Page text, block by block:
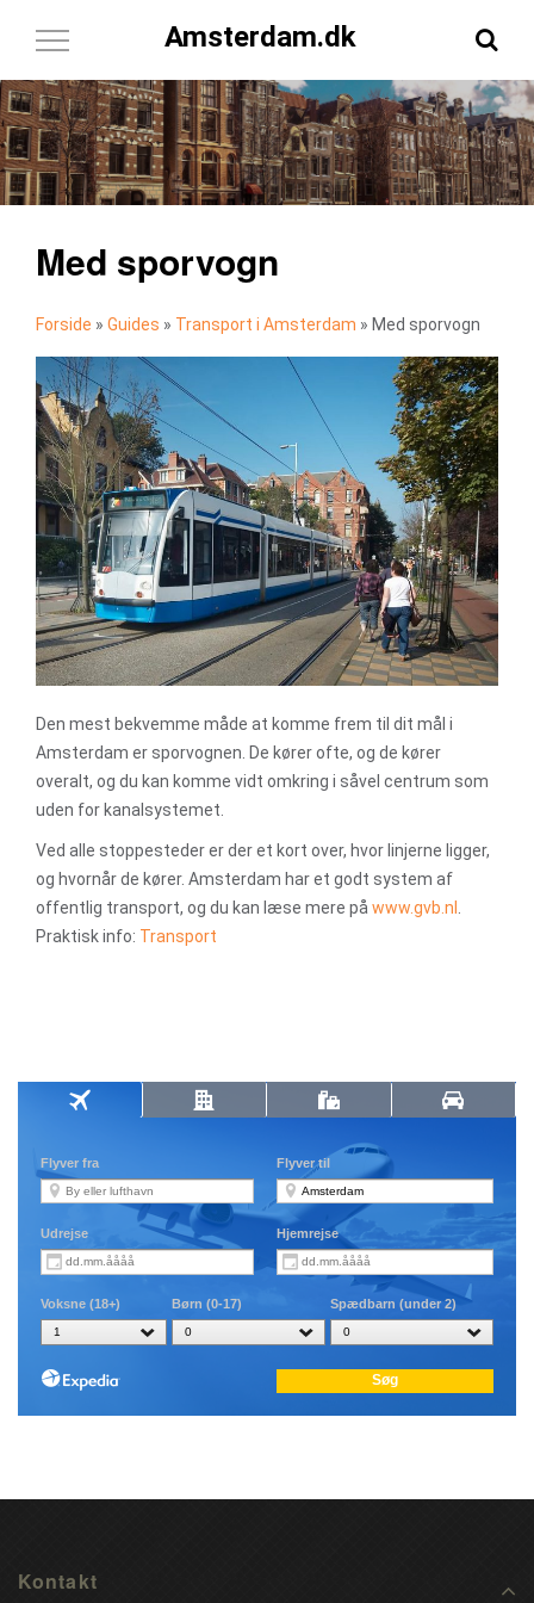
Amsterdam.dk
Toggle
Med sporvogn
Forside » Guides » Transport i Amsterdam » Med sporvogn
Den mest bekvemme måde at komme frem til dit mål i
Amsterdam er sporvognen. De kører ofte, og de kører
overalt, og du kan komme vidt omkring i såvel centrum som
uden for kanalsystemet.
Ved alle stoppesteder er der et kort over, hvor linjerne ligger,
og hvornår de kører. Amsterdam har et godt system af
offentlig transport, og du kan læse mere på www.gvb.nl
Praktisk info: Transport
Kontakt